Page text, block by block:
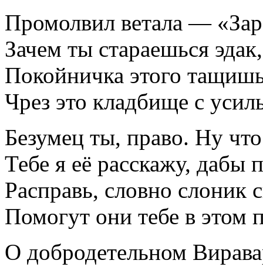
Промолвил ветала —
Зачем ты стараешься
Покойничка этого
Чрез это кладбище с
Безумец ты, право. Ну
Тебе я её расскажу, дабы
Расправь, словно слоник
Помогут они тебе в этом
О добродетельном